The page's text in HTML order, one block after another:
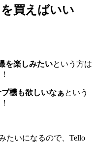
買えばいい
を楽しみたいという方は
機も欲しいなぁという
たいになるので、Tello